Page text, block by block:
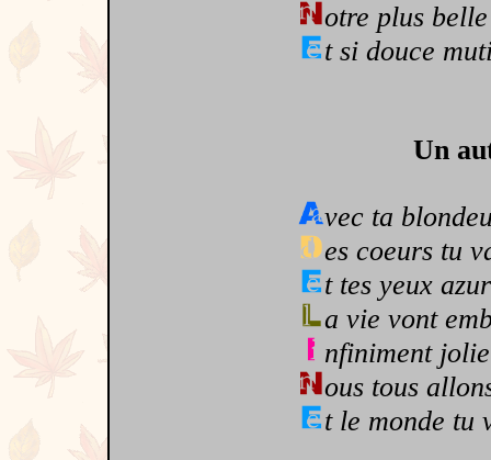
otre plus
t si douce
Un
vec ta
es coeurs tu
t tes yeux
a vie vont
nfiniment
ous tous
t le monde tu